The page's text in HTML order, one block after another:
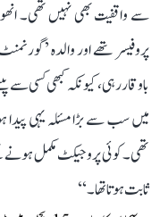
سے واقفیت بھی نہیں تھی۔
پروفیسر تھے اور والدہ
باوقار رہی، کیونکہ کبھی کسی
میں سب سے بڑا مسئلہ یہی پیدا
تھی۔ کوئی پروجیکٹ مکمل
ثابت ہوتا تھا۔‘‘